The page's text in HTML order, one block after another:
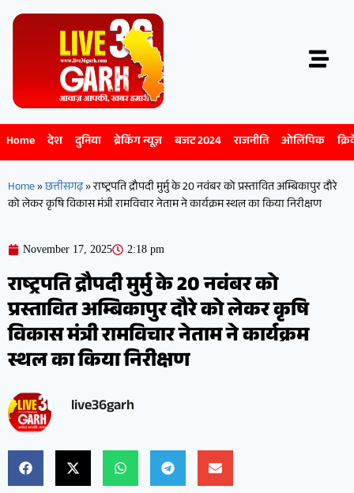
Home देश दुनिया ब्रेकिंग न्यूज़ बजट 2024 राजनीति ओलिंपिक
Home»छत्तीसगढ़»राष्ट्रपति द्रौपदी मुर्मु के 20 नवंबर को प्रस्तावित अम्बिकापुर दौरे
को लेकर कृषि विकास मंत्री रामविचार नेताम ने कार्यक्रम स्थल का किया निरीक्षण
November 17, 2025 2:18 pm
राष्ट्रपति द्रौपदी मुर्मु के 20 नवंबर को
प्रस्तावित अम्बिकापुर दौरे को लेकर कृषि
विकास मंत्री रामविचार नेताम ने कार्यक्रम
स्थल का किया निरीक्षण
live36garh